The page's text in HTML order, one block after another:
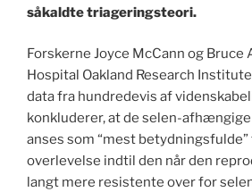
såkaldte triageringsteori.
Forskerne Joyce McCann og Bruce
Hospital Oakland Research
data fra hundredevis af
konkluderer, at de selen-
anses som “mest
overlevelse indtil den når den
langt mere resistente over for